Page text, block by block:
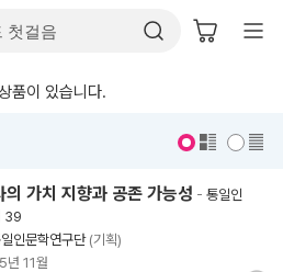
품이 있습니다.
의 가치 지향과 공존 가능성 - 통일인
39
인문학연구단(기획)
11월